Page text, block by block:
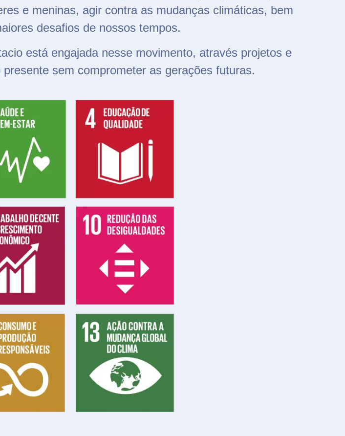
e meninas, agir contra as mudanças climáticas, bem
desafios de nossos tempos.
está engajada nesse movimento, através projetos e
sem comprometer as gerações futuras.